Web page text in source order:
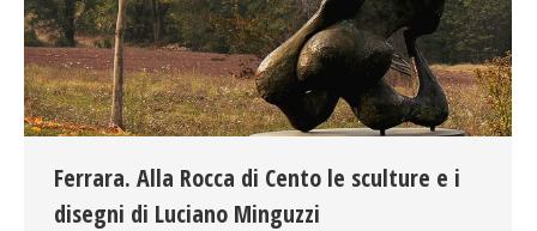
Ferrara. Alla Rocca di Cento le sculture e i
disegni di Luciano Minguzzi